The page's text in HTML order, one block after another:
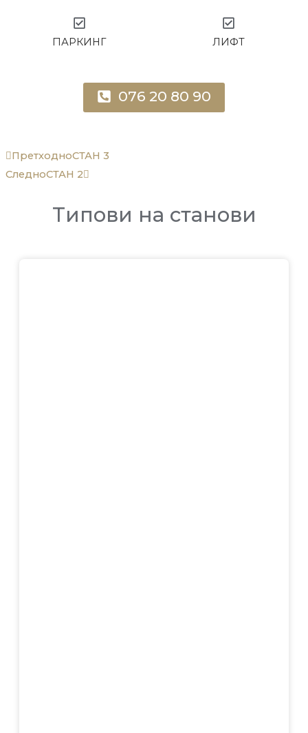
ПАРКИНГ ЛИФТ
076 20 80 90
Prev
ПретходноСТАН 3
СледноСТАН 2
Next
Типови на станови